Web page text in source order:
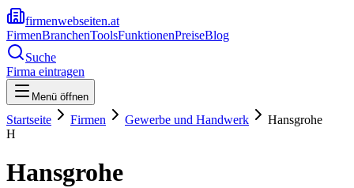
firmenwebseiten.at
FirmenBranchenToolsFunktionenPreiseBlog
Suche
Firma eintragen
Menü öffnen
Startseite Firmen Gewerbe und Handwerk
Hansgrohe
H
Hansgrohe